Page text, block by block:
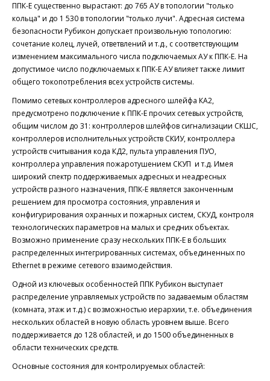
ППК-Е существенно вырастают: до 765 АУ в топологии "только
кольца" и до 1 530 в топологии "только лучи". Адресная система
безопасности Рубикон допускает произвольную топологию:
сочетание колец, лучей, ответвлений и т.д., с соответствующим
изменением максимального числа подключаемых АУ к ППК-Е. На
допустимое число подключаемых к ППК-Е АУ влияет также лимит
общего токопотребления всех устройств системы.
Помимо сетевых контроллеров адресного шлейфа КА2,
предусмотрено подключение к ППК-Е прочих сетевых устройств,
общим числом до 31: контроллеров шлейфов сигнализации СКШС,
контроллеров исполнительных устройств СКИУ, контроллера
устройств считывания кода КД2, пульта управления ПУО,
контроллера управления пожаротушением СКУП и т.д. Имея
широкий спектр поддерживаемых адресных и неадресных
устройств разного назначения, ППК-Е является законченным
решением для просмотра состояния, управления и
конфигурирования охранных и пожарных систем, СКУД, контроля
технологических параметров на малых и средних объектах.
Возможно применение сразу нескольких ППК-Е в больших
распределенных интегрированных системах, объединенных по
Ethernet в режиме сетевого взаимодействия.
Одной из ключевых особенностей ППК Рубикон выступает
распределение управляемых устройств по задаваемым областям
(комната, этаж и т.д.) с возможностью иерархии, т.е. объединения
нескольких областей в новую область уровнем выше. Всего
поддерживается до 128 областей, и до 1500 объединенных в
области технических средств.
Основные состояния для контролируемых областей: